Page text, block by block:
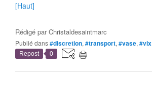
[Haut]
Rédigé parChristaldesaintmarc
Publié dans#discretion, #transport, #vase, #vix
Repost 0